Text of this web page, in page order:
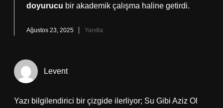
doyurucu bir akademik çalışma haline getirdi.
Ağustos 23, 2025 Yanıtla
Levent
Yazı bilgilendirici bir çizgide ilerliyor; Su Gibi Aziz Ol